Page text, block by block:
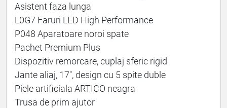
Asistent faza lunga
L0G7 Faruri LED High Performance
P048 Aparatoare noroi spate
Pachet Premium Plus
Dispozitiv remorcare, cuplaj sferic rigid
Jante aliaj, 17″, design cu 5 spite duble
Piele artificiala ARTICO neagra
Trusa de prim ajutor